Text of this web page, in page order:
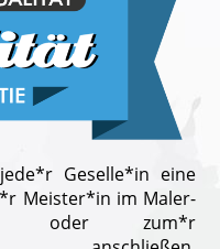
Geselle*in eine
Meister*in im Maler-
oder zum*r